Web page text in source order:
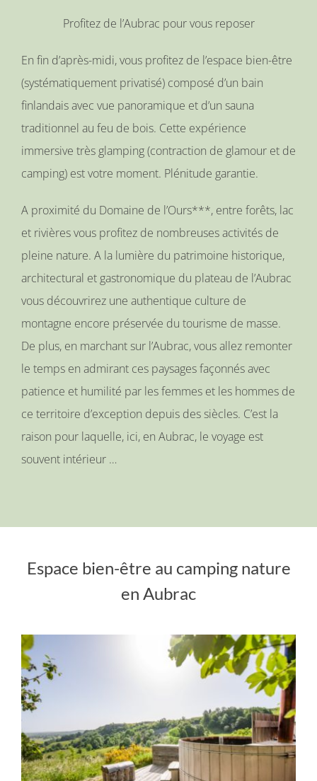
Profitez de l’Aubrac pour vous reposer
En fin d’après-midi, vous profitez de l’espace bien-être
(systématiquement privatisé) composé d’un bain
finlandais avec vue panoramique et d’un sauna
traditionnel au feu de bois. Cette expérience
immersive très glamping (contraction de glamour et de
camping) est votre moment. Plénitude garantie.
A proximité du Domaine de l’Ours***, entre forêts, lac
et rivières vous profitez de nombreuses activités de
pleine nature. A la lumière du patrimoine historique,
architectural et gastronomique du plateau de l’Aubrac
vous découvrirez une authentique culture de
montagne encore préservée du tourisme de masse.
De plus, en marchant sur l’Aubrac, vous allez remonter
le temps en admirant ces paysages façonnés avec
patience et humilité par les femmes et les hommes de
ce territoire d’exception depuis des siècles. C’est la
raison pour laquelle, ici, en Aubrac, le voyage est
souvent intérieur …
Espace bien-être au camping nature
en Aubrac